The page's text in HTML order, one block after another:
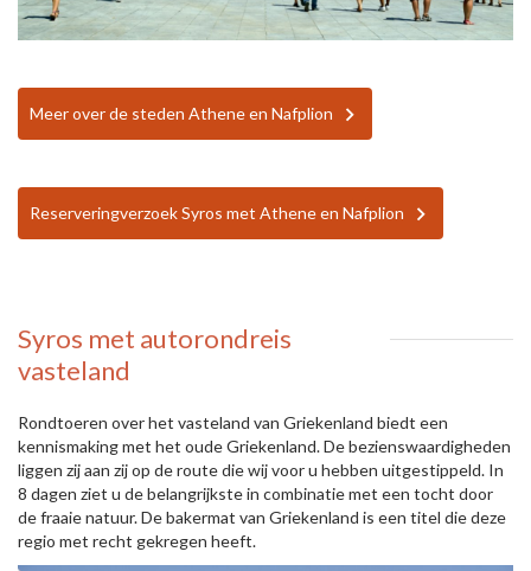
Meer over de steden Athene en Nafplion
Reserveringverzoek Syros met Athene en Nafplion
Syros met autorondreis
vasteland
Rondtoeren over het vasteland van Griekenland biedt een
kennismaking met het oude Griekenland. De bezienswaardigheden
liggen zij aan zij op de route die wij voor u hebben uitgestippeld. In
8 dagen ziet u de belangrijkste in combinatie met een tocht door
de fraaie natuur. De bakermat van Griekenland is een titel die deze
regio met recht gekregen heeft.